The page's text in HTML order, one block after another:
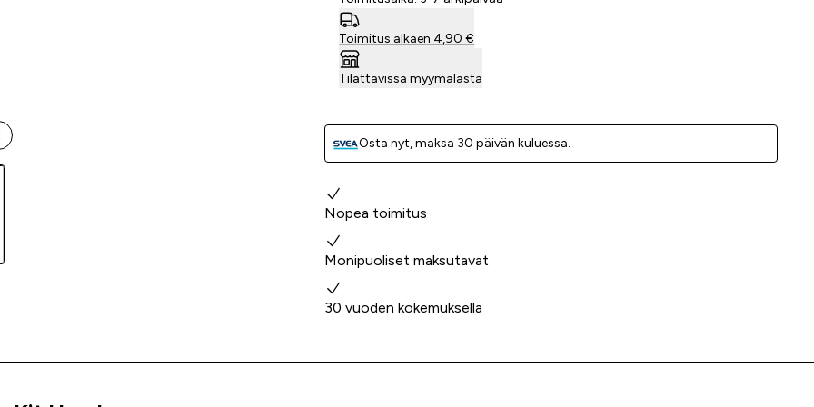
Toimitus alkaen 4,90 €
Tilattavissa myymälästä
Osta nyt, ­maksa 30 päivän kuluessa.
Miksi valita meidät?
Nopea toimitus
Monipuoliset maksutavat
30 vuoden kokemuksella